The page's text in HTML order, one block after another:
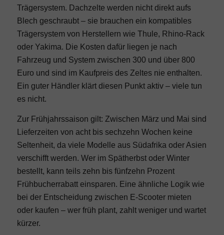
Trägersystem. Dachzelte werden nicht direkt aufs
Blech geschraubt – sie brauchen ein kompatibles
Trägersystem von Herstellern wie Thule, Rhino-Rack
oder Yakima. Die Kosten dafür liegen je nach
Fahrzeug und System zwischen 300 und über 800
Euro und sind im Kaufpreis des Zeltes nie enthalten.
Ein guter Händler klärt diesen Punkt aktiv – viele tun
es nicht.
Zur Frühjahrssaison gilt: Zwischen März und Mai sind
Lieferzeiten von acht bis sechzehn Wochen keine
Seltenheit, da viele Modelle aus Südafrika oder Asien
verschifft werden. Wer im Spätherbst oder Winter
bestellt, kann teils zehn bis fünfzehn Prozent
Frühbucherrabatt einsparen. Eine ähnliche Logik wie
bei der Entscheidung zwischen E-Scooter mieten
oder kaufen – wer früh plant, zahlt weniger und wartet
kürzer.